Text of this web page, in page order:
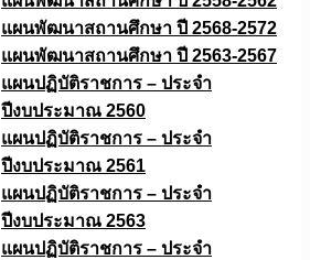
แผนพัฒนาสถานศึกษา ปี 2568-2572
แผนพัฒนาสถานศึกษา ปี 2563-2567
แผนปฏิบัติราชการ – ประจำ
ปีงบประมาณ 2560
แผนปฏิบัติราชการ – ประจำ
ปีงบประมาณ 2561
แผนปฏิบัติราชการ – ประจำ
ปีงบประมาณ 2563
แผนปฏิบัติราชการ – ประจำ